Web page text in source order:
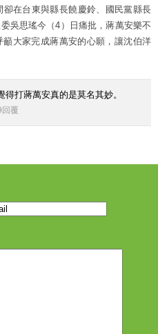
在台東與縣長饒慶鈴、國民黨縣長
吳思瑤今（4）日痛批，蔣萬安樂不
大家完成蔣萬安的心願，讓沈伯洋
打蔣萬安真的是莫名其妙。
回覆